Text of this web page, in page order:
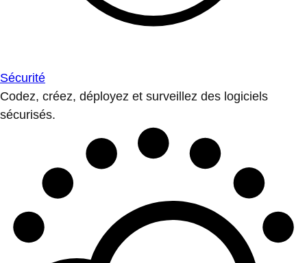
Sécurité
Codez, créez, déployez et surveillez des logiciels
sécurisés.